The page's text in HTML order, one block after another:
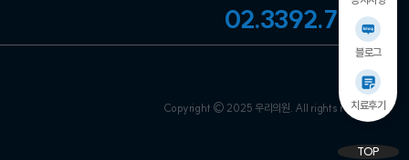
블로그
치료후기
TOP
02.3392.7575
Copyright © 2025 우리의원. All rights reserved